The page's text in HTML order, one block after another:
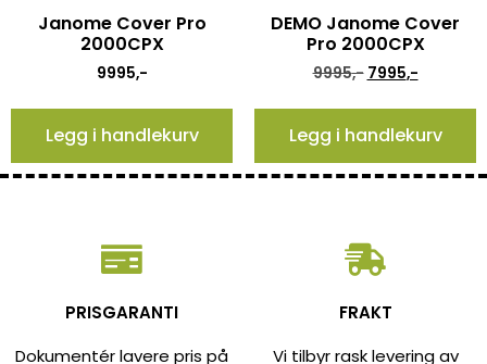
Janome Cover Pro
2000CPX
9995,-
Legg i handlekurv
DEMO Janome Cover
Pro 2000CPX
9995,- 7995,-
Legg i handlekurv
PRISGARANTI
Dokumentér lavere pris på
FRAKT
Vi tilbyr rask levering av